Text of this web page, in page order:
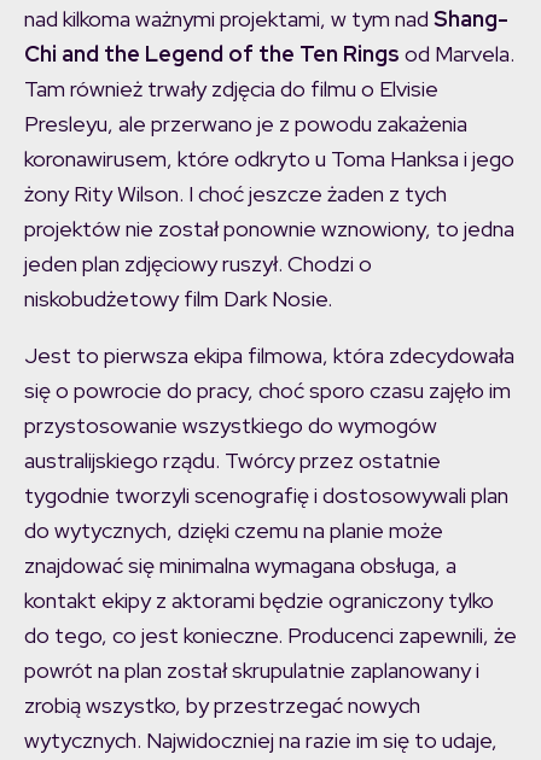
nad kilkoma ważnymi projektami, w tym nad Shang-
Chi and the Legend of the Ten Rings od Marvela.
Tam również trwały zdjęcia do filmu o Elvisie
Presleyu, ale przerwano je z powodu zakażenia
koronawirusem, które odkryto u Toma Hanksa i jego
żony Rity Wilson. I choć jeszcze żaden z tych
projektów nie został ponownie wznowiony, to jedna
jeden plan zdjęciowy ruszył. Chodzi o
niskobudżetowy film Dark Nosie.
Jest to pierwsza ekipa filmowa, która zdecydowała
się o powrocie do pracy, choć sporo czasu zajęło im
przystosowanie wszystkiego do wymogów
australijskiego rządu. Twórcy przez ostatnie
tygodnie tworzyli scenografię i dostosowywali plan
do wytycznych, dzięki czemu na planie może
znajdować się minimalna wymagana obsługa, a
kontakt ekipy z aktorami będzie ograniczony tylko
do tego, co jest konieczne. Producenci zapewnili, że
powrót na plan został skrupulatnie zaplanowany i
zrobią wszystko, by przestrzegać nowych
wytycznych. Najwidoczniej na razie im się to udaje,